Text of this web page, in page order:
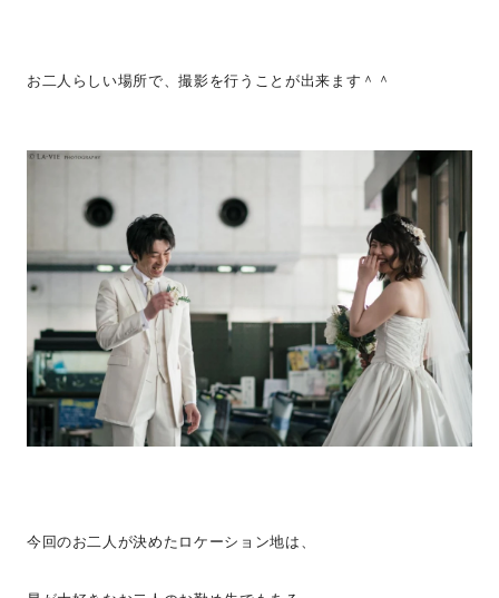
お二人らしい場所で、撮影を行うことが出来ます＾＾
今回のお二人が決めたロケーション地は、